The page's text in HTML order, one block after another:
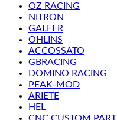
OZ RACING
NITRON
GALFER
OHLINS
ACCOSSATO
GBRACING
DOMINO RACING
PEAK-MOD
ARIETE
HEL